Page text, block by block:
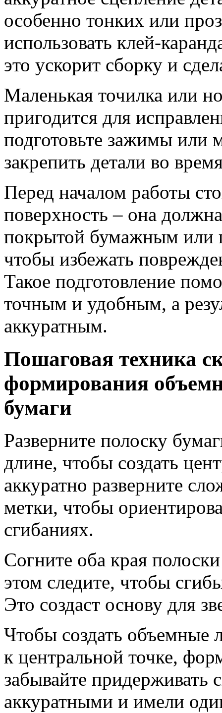
особенно тонких или
использовать клей-
это ускорит сборку и
Маленькая точилка или
пригодится для
подготовьте зажимы или
закрепить детали во
Перед началом работы
поверхность – она
покрытой бумажным или
чтобы избежать
Такое подготовление
точным и удобным, а
аккуратным.
Пошаговая техника
формирования
бумаги
Разверните полоску
длине, чтобы создать
аккуратно разверните
метки, чтобы
сгибаниях.
Согните оба края
этом следите, чтобы
Это создаст основу для
Чтобы создать объемные
к центральной точке,
забывайте придерживать
аккуратными и имели